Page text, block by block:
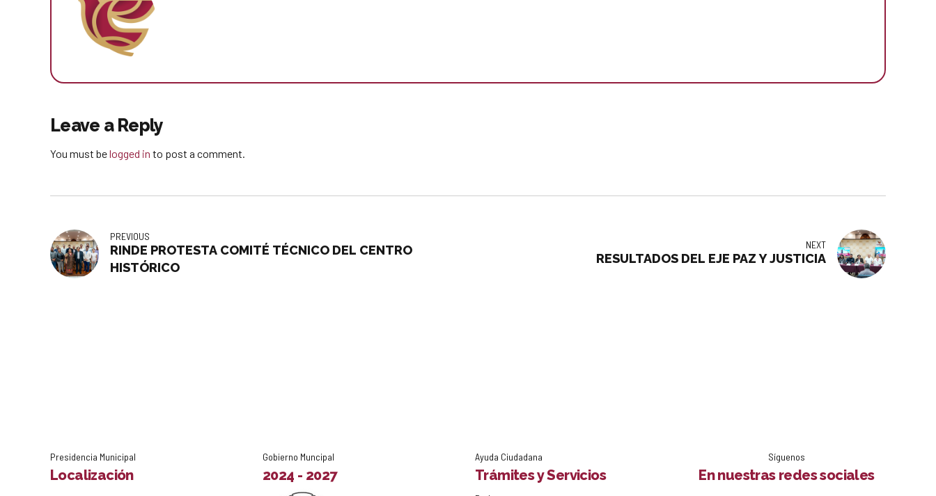
Leave a Reply
You must belogged in to post a comment.
PREVIOUS
RINDE PROTESTA COMITÉ TÉCNICO DEL CENTRO
HISTÓRICO
NEXT
RESULTADOS DEL EJE PAZ Y JUSTICIA
Presidencia Municipal
Localización
Gobierno Muncipal
2024 - 2027
Ayuda Ciudadana
Trámites y Servicios
Síguenos
En nuestras redes sociales